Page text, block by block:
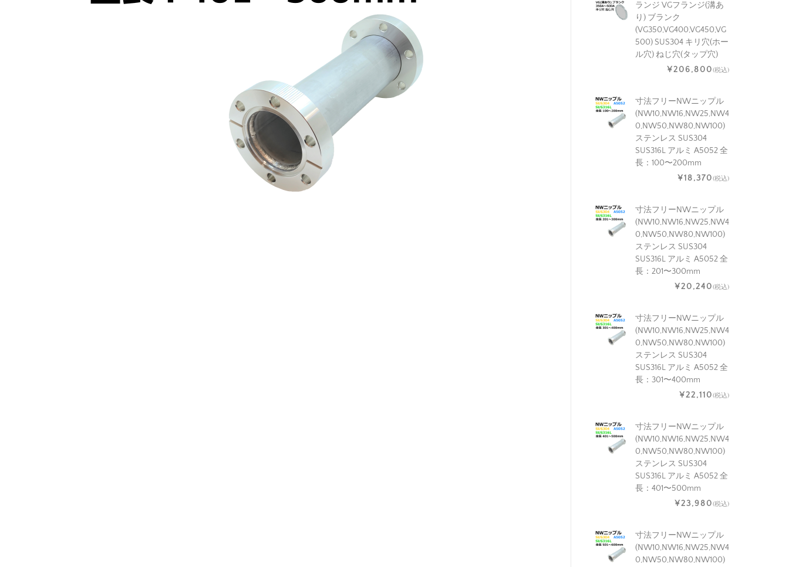
ランジ VGフランジ(溝あ
り) ブランク
(VG350,VG400,VG450,VG
500) SUS304 キリ穴(ホー
ル穴) ねじ穴(タップ穴)
¥206,800(税込)
寸法フリーNWニップル
(NW10,NW16,NW25,NW4
0,NW50,NW80,NW100)
ステンレス SUS304
SUS316L アルミ A5052 全
長：100〜200mm
¥18,370(税込)
寸法フリーNWニップル
(NW10,NW16,NW25,NW4
0,NW50,NW80,NW100)
ステンレス SUS304
SUS316L アルミ A5052 全
長：201〜300mm
¥20,240(税込)
寸法フリーNWニップル
(NW10,NW16,NW25,NW4
0,NW50,NW80,NW100)
ステンレス SUS304
SUS316L アルミ A5052 全
長：301〜400mm
¥22,110(税込)
寸法フリーNWニップル
(NW10,NW16,NW25,NW4
0,NW50,NW80,NW100)
ステンレス SUS304
SUS316L アルミ A5052 全
長：401〜500mm
¥23,980(税込)
寸法フリーNWニップル
(NW10,NW16,NW25,NW4
0,NW50,NW80,NW100)